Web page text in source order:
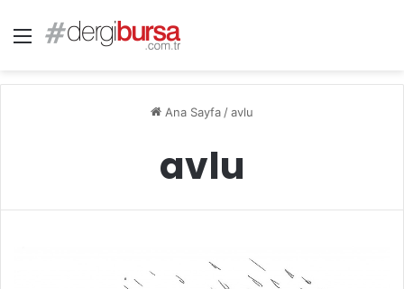
Menü
Ana Sayfa /avlu
avlu